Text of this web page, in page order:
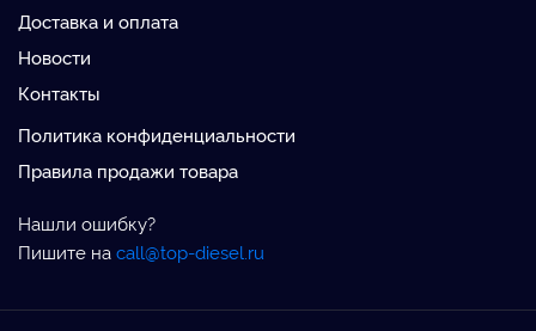
Доставка и оплата
Новости
Контакты
Политика конфиденциальности
Правила продажи товара
Нашли ошибку?
Пишите наcall@top-diesel.ru